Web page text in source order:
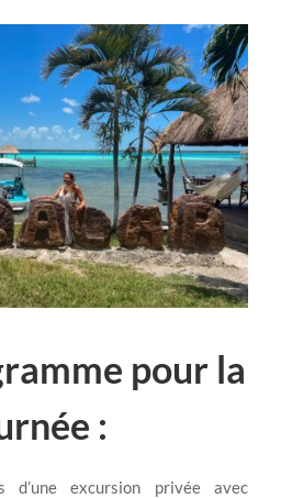
pour la
:
d’une excursion privée avec